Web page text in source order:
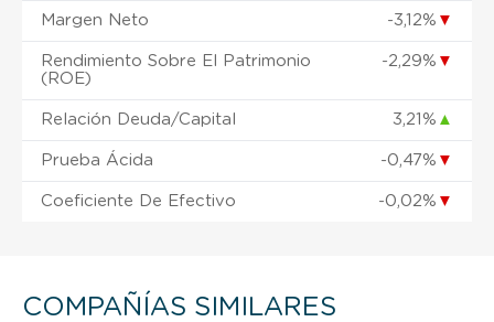
Margen Neto -3,12% ▼
Rendimiento Sobre El Patrimonio
(ROE)
-2,29% ▼
Relación Deuda/Capital 3,21% ▲
Prueba Ácida -0,47% ▼
Coeficiente De Efectivo -0,02% ▼
COMPAÑÍAS SIMILARES